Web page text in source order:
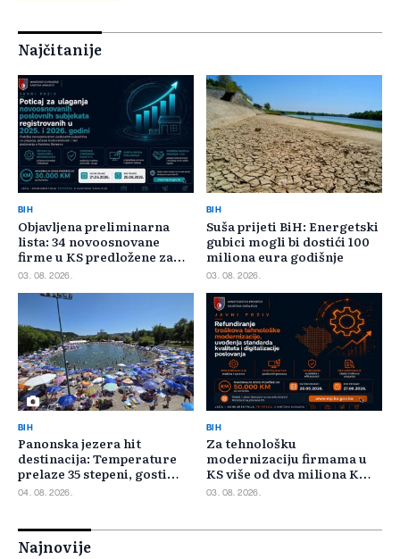
Najčitanije
BIH
Objavljena preliminarna
lista: 34 novoosnovane
firme u KS predložene za
400.000 KM poticaja
03. 08. 2026.
BIH
Suša prijeti BiH: Energetski
gubici mogli bi dostići 100
miliona eura godišnje
03. 08. 2026.
BIH
Panonska jezera hit
destinacija: Temperature
prelaze 35 stepeni, gosti
pristižu iz cijele regije
04. 08. 2026.
BIH
Za tehnološku
modernizaciju firmama u
KS više od dva miliona KM,
odbijeno 135 prijava
03. 08. 2026.
Najnovije